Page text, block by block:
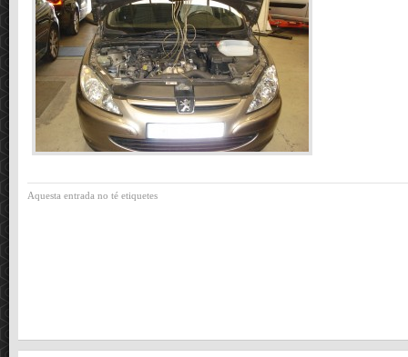
Aquesta entrada no té etiquetes